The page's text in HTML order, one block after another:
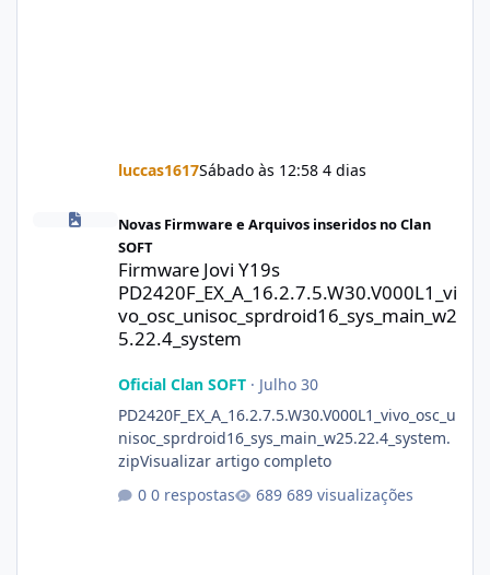
luccas1617Sábado às 12:58 4 dias
Novas Firmware e Arquivos inseridos no Clan
SOFT
Firmware Jovi Y19s
PD2420F_EX_A_16.2.7.5.W30.V000L1_vi
vo_osc_unisoc_sprdroid16_sys_main_w2
5.22.4_system
Oficial Clan SOFT· Julho 30
PD2420F_EX_A_16.2.7.5.W30.V000L1_vivo_osc_u
nisoc_sprdroid16_sys_main_w25.22.4_system.
zipVisualizar artigo completo
0 respostas
689 visualizações